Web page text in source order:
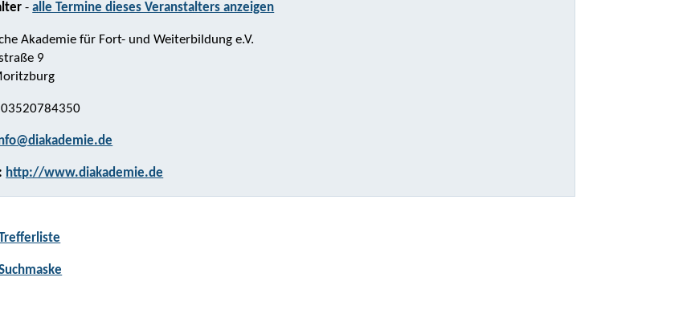
-alle Termine dieses Veranstalters anzeigen
Akademie für Fort- und Weiterbildung e.V.
9
03520784350
http://www.diakademie.de